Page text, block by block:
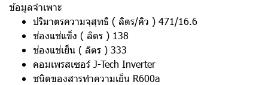
ข้อมูลจำเพาะ
ปริมาตรความจุสุทธิ ( ลิตร/คิว ) 471/16.6
ช่องแช่แข็ง ( ลิตร ) 138
ช่องแช่เย็น ( ลิตร ) 333
คอมเพรสเซอร์ J-Tech Inverter
ชนิดของสารทำความเย็น R600a